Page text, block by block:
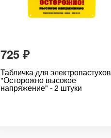
725 ₽
Табличка для электропастухов
"Осторожно высокое
напряжение" - 2 штуки